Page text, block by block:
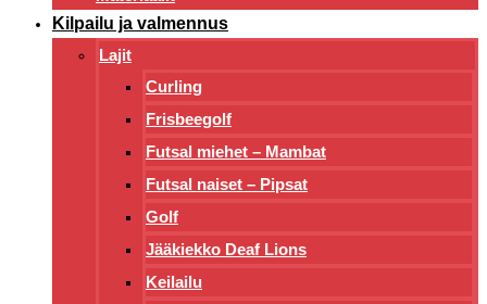
Kilpailu ja valmennus
Lajit
Curling
Frisbeegolf
Futsal miehet – Mambat
Futsal naiset – Pipsat
Golf
Jääkiekko Deaf Lions
Keilailu